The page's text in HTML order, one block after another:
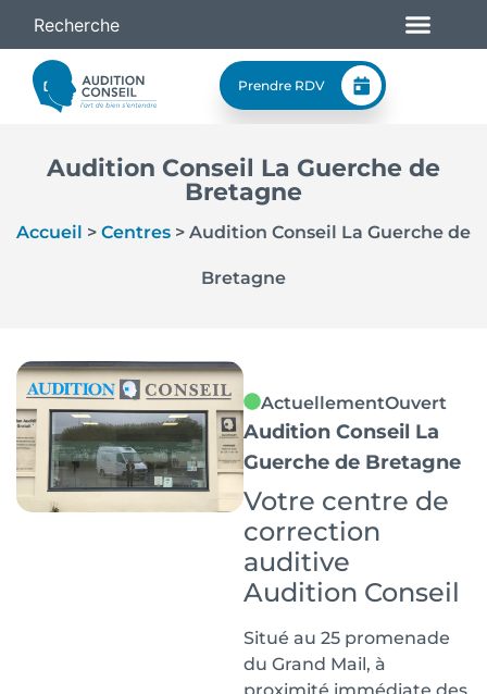
Prendre RDV
Audition Conseil La Guerche de
Bretagne
Accueil > Centres > Audition Conseil La Guerche de
Bretagne
ActuellementOuvert
Audition Conseil La
Guerche de Bretagne
Votre centre de
correction
auditive
Audition Conseil
Situé au 25 promenade
du Grand Mail, à